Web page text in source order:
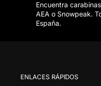
Encuentra
AEA o Snowpeak.
España.
ENLACES RÁPIDOS